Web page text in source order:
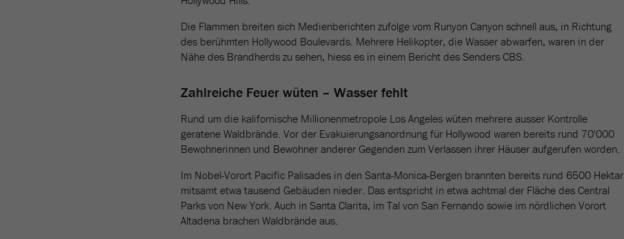
Die Flammen breiten sich Medienberichten zufolge vom Runyon Canyon schnell aus, in Richtung
des berühmten Hollywood Boulevards. Mehrere Helikopter, die Wasser abwarfen, waren in der
Nähe des Brandherds zu sehen, hiess es in einem Bericht des Senders CBS.
Zahlreiche Feuer wüten – Wasser fehlt
Rund um die kalifornische Millionenmetropole Los Angeles wüten mehrere ausser Kontrolle
geratene Waldbrände. Vor der Evakuierungsanordnung für Hollywood waren bereits rund 70'000
Bewohnerinnen und Bewohner anderer Gegenden zum Verlassen ihrer Häuser aufgerufen worden.
Im Nobel-Vorort Pacific Palisades in den Santa-Monica-Bergen brannten bereits rund 6500 Hektar
mitsamt etwa tausend Gebäuden nieder. Das entspricht in etwa achtmal der Fläche des Central
Parks von New York. Auch in Santa Clarita, im Tal von San Fernando sowie im nördlichen Vorort
Altadena brachen Waldbrände aus.